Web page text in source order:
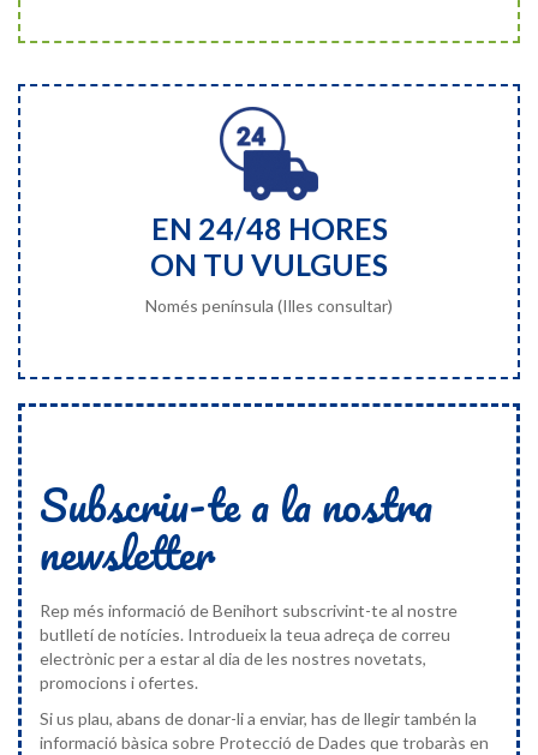
EN 24/48 HORES
ON TU VULGUES
Només península (Illes consultar)
Subscriu-te a la nostra
newsletter
Rep més informació de Benihort subscrivint-te al nostre
butlletí de notícies. Introdueix la teua adreça de correu
electrònic per a estar al dia de les nostres novetats,
promocions i ofertes.
Si us plau, abans de donar-li a enviar, has de llegir tambén la
informació bàsica sobre Protecció de Dades que trobaràs en